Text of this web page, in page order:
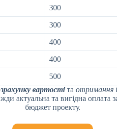
300
300
400
400
500
вартостіта отримання
актуальна та вигідна оплата
бюджет проекту.